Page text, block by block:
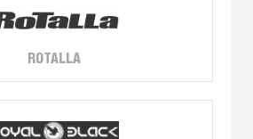
ROTALLA